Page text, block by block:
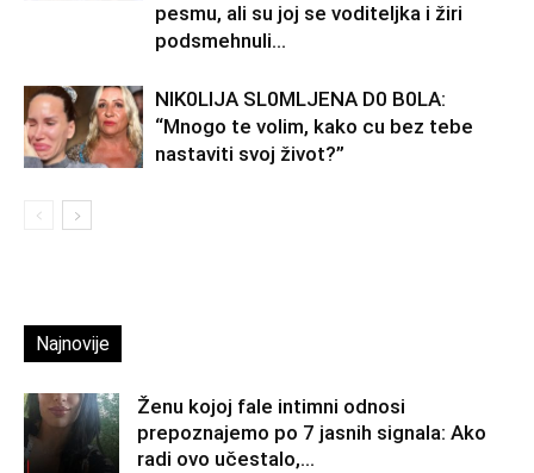
pesmu, ali su joj se voditeljka i žiri
podsmehnuli...
NlK0LlJA SL0MLJENA D0 B0LA:
“Mnogo te volim, kako cu bez tebe
nastaviti svoj život?”
Najnovije
Ženu kojoj fale intimni odnosi
prepoznajemo po 7 jasnih signala: Ako
radi ovo učestalo,...